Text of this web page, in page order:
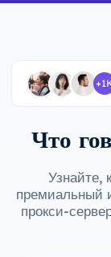
Что
Узнайте,
премиальный
прокси-